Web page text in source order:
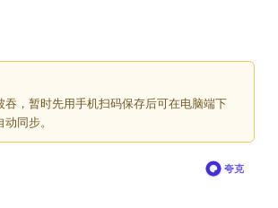
夸克
吞，暂时先用手机扫码保存后可在电脑端下
同步。